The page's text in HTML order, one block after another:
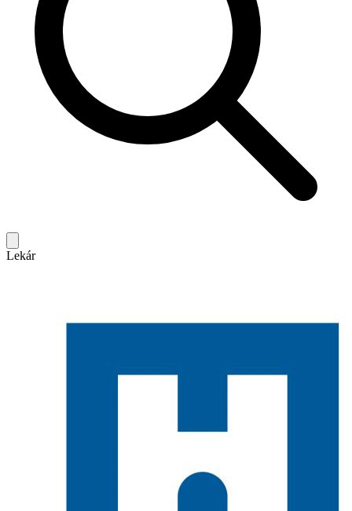
Lekár